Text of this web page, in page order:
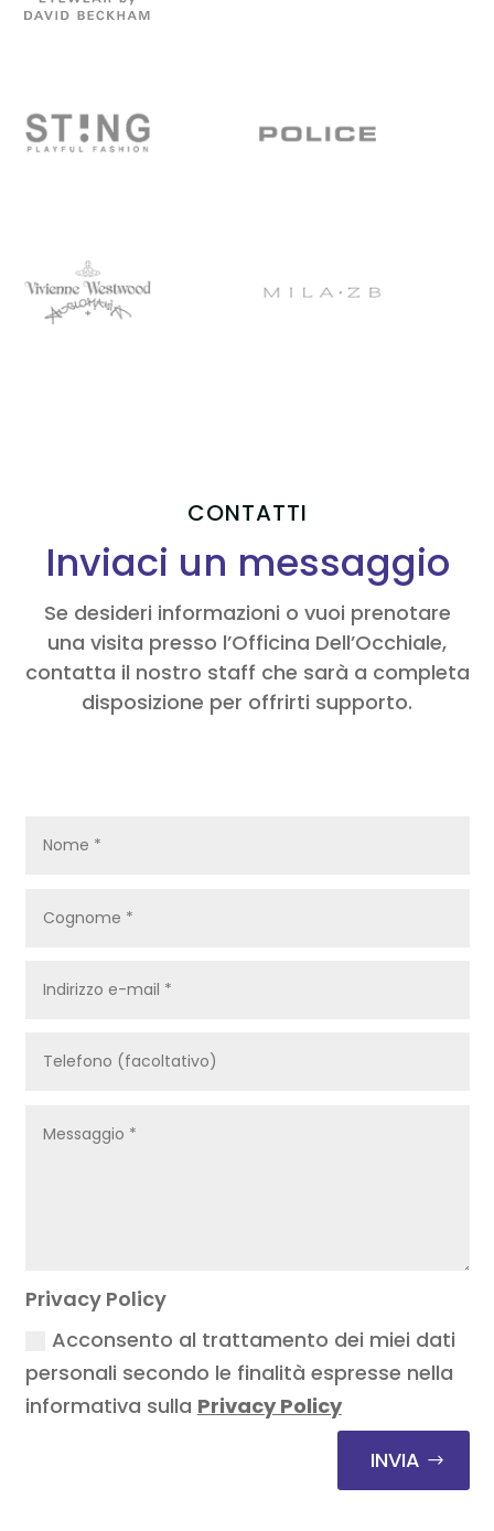
CONTATTI
Inviaci un messaggio
Se desideri informazioni o vuoi prenotare
una visita presso l’Officina Dell’Occhiale,
contatta il nostro staff che sarà a completa
disposizione per offrirti supporto.
Privacy Policy
Acconsento al trattamento dei miei dati
personali secondo le finalità espresse nella
informativa sulla Privacy Policy
INVIA